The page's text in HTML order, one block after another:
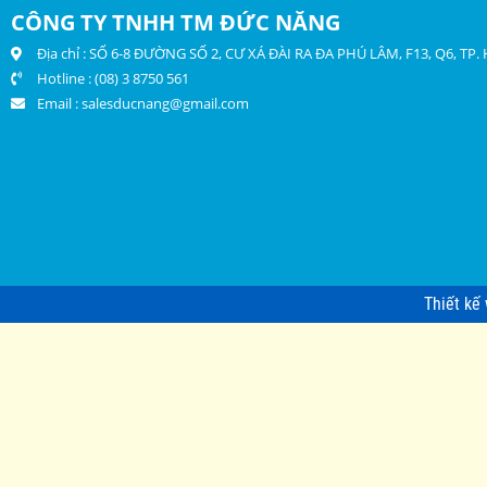
CÔNG TY TNHH TM ĐỨC NĂNG
Địa chỉ : SỐ 6-8 ĐƯỜNG SỐ 2, CƯ XÁ ĐÀI RA ĐA PHÚ LÂM, F13, Q6, TP.
Hotline : (08) 3 8750 561
Email :salesducnang@gmail.com
Thiết kế